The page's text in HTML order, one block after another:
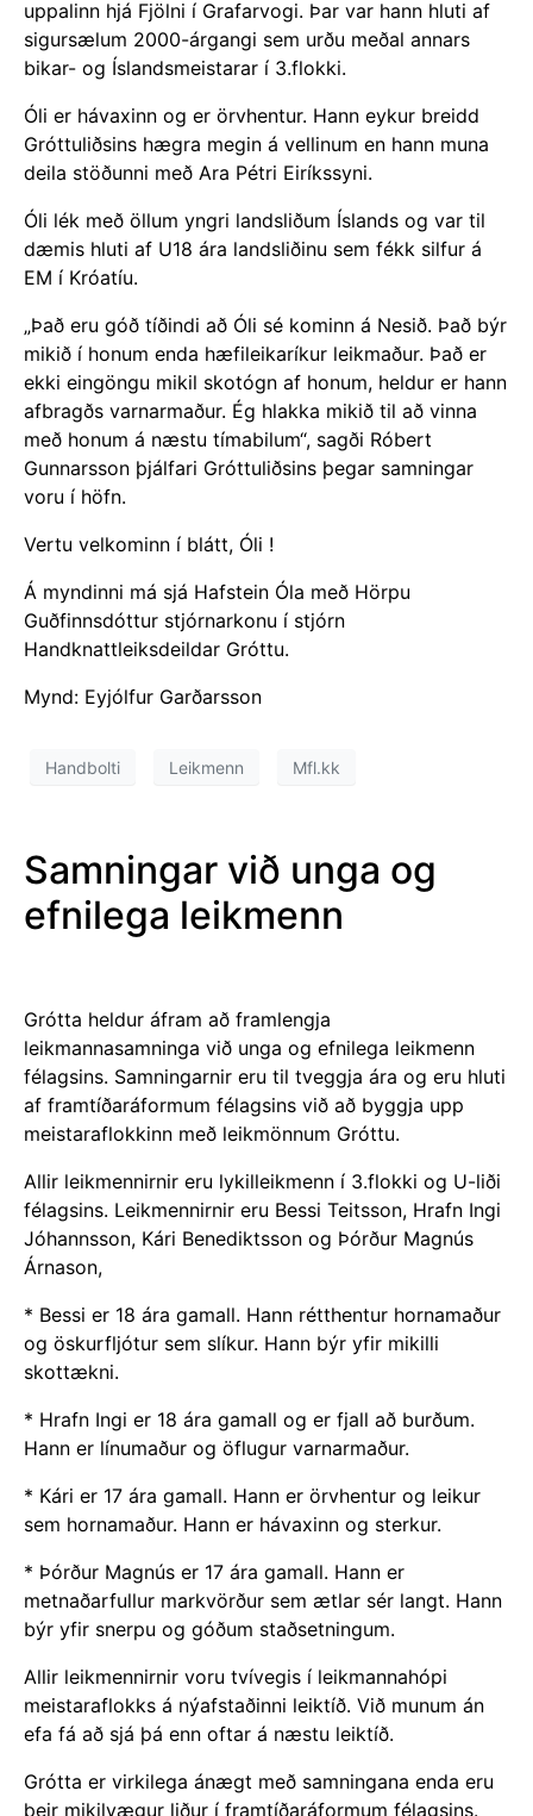
uppalinn hjá Fjölni í Grafarvogi. Þar var hann hluti af
sigursælum 2000-árgangi sem urðu meðal annars
bikar- og Íslandsmeistarar í 3.flokki.
Óli er hávaxinn og er örvhentur. Hann eykur breidd
Gróttuliðsins hægra megin á vellinum en hann muna
deila stöðunni með Ara Pétri Eiríkssyni.
Óli lék með öllum yngri landsliðum Íslands og var til
dæmis hluti af U18 ára landsliðinu sem fékk silfur á
EM í Króatíu.
„Það eru góð tíðindi að Óli sé kominn á Nesið. Það býr
mikið í honum enda hæfileikaríkur leikmaður. Það er
ekki eingöngu mikil skotógn af honum, heldur er hann
afbragðs varnarmaður. Ég hlakka mikið til að vinna
með honum á næstu tímabilum“, sagði Róbert
Gunnarsson þjálfari Gróttuliðsins þegar samningar
voru í höfn.
Vertu velkominn í blátt, Óli !
Á myndinni má sjá Hafstein Óla með Hörpu
Guðfinnsdóttur stjórnarkonu í stjórn
Handknattleiksdeildar Gróttu.
Mynd: Eyjólfur Garðarsson
Handbolti Leikmenn Mfl.kk
Samningar við unga og
efnilega leikmenn
Grótta heldur áfram að framlengja
leikmannasamninga við unga og efnilega leikmenn
félagsins. Samningarnir eru til tveggja ára og eru hluti
af framtíðaráformum félagsins við að byggja upp
meistaraflokkinn með leikmönnum Gróttu.
Allir leikmennirnir eru lykilleikmenn í 3.flokki og U-liði
félagsins. Leikmennirnir eru Bessi Teitsson, Hrafn Ingi
Jóhannsson, Kári Benediktsson og Þórður Magnús
Árnason,
* Bessi er 18 ára gamall. Hann rétthentur hornamaður
og öskurfljótur sem slíkur. Hann býr yfir mikilli
skottækni.
* Hrafn Ingi er 18 ára gamall og er fjall að burðum.
Hann er línumaður og öflugur varnarmaður.
* Kári er 17 ára gamall. Hann er örvhentur og leikur
sem hornamaður. Hann er hávaxinn og sterkur.
* Þórður Magnús er 17 ára gamall. Hann er
metnaðarfullur markvörður sem ætlar sér langt. Hann
býr yfir snerpu og góðum staðsetningum.
Allir leikmennirnir voru tvívegis í leikmannahópi
meistaraflokks á nýafstaðinni leiktíð. Við munum án
efa fá að sjá þá enn oftar á næstu leiktíð.
Grótta er virkilega ánægt með samningana enda eru
þeir mikilvægur liður í framtíðaráformum félagsins.